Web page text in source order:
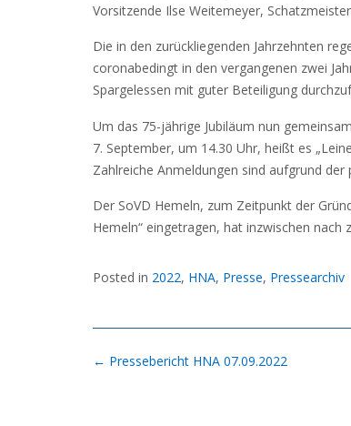
Vorsitzende Ilse Weitemeyer,
Die in den zurückliegenden Jahrzehnten
coronabedingt in den vergangenen zwei
Spargelessen mit guter Beteiligung
Um das 75-jährige Jubiläum nun
7. September, um 14.30 Uhr, heißt es
Zahlreiche Anmeldungen sind aufgrund
Der SoVD Hemeln, zum Zeitpunkt der
Hemeln“ eingetragen, hat inzwischen
Posted in 2022, HNA, Presse, Pressearchiv
Post
← Pressebericht HNA 07.09.2022